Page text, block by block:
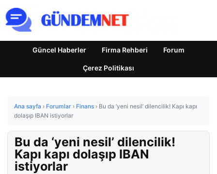
Güncel Haberler Firma Rehberi Forum
Çerez Politikası
Ana sayfa › Forumlar › Finans › Bu da ‘yeni nesil’ dilencilik! Kapı kapı
dolaşıp IBAN istiyorlar
Bu da ‘yeni nesil’ dilencilik!
Kapı kapı dolaşıp IBAN
istiyorlar